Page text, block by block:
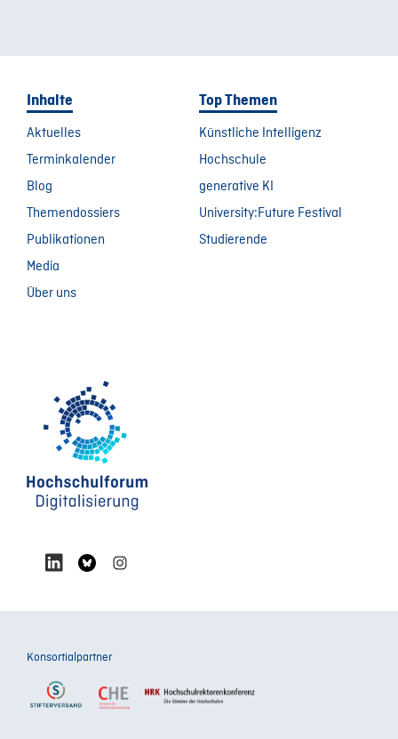
Inhalte
Aktuelles
Terminkalender
Blog
Themendossiers
Publikationen
Media
Über uns
Top Themen
Künstliche Intelligenz
Hochschule
generative KI
University:Future Festival
Studierende
Konsortialpartner